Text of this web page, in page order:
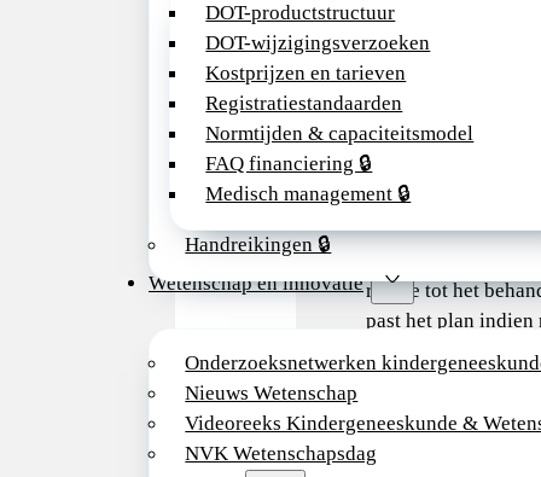
DOT-productstructuur
DOT-wijzigingsverzoeken
Kostprijzen en tarieven
Registratiestandaarden
Normtijden & capaciteitsmodel
FAQ financiering 🔒
Medisch management 🔒
Handreikingen 🔒
Wetenschap en innovatie
Onderzoeksnetwerken
Nieuws Wetenschap
Videoreeks Kindergeneeskunde &
NVK Wetenschapsdag
• Schrijft medicatie
dient deze toe,
informatie aan
voert medische
uit;
• Bezoekt patiënten,
beoordeelt de
relatie tot het
past het plan indien
• Draagt ​​bij aan de
ontwikkeling en
van
door het
protocollen en